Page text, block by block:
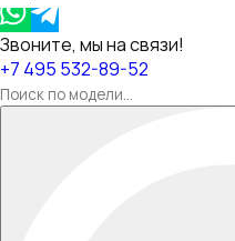
Звоните, мы на связи!
+7 495 532-89-52